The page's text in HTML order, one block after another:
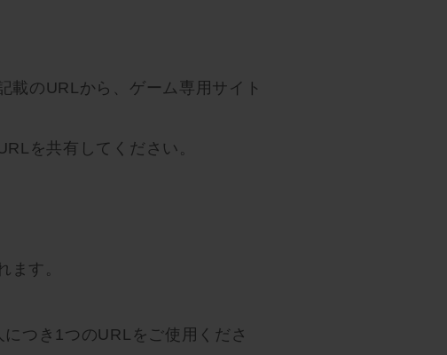
載のURLから、ゲーム専用サイト
を共有してください。
す。
つき1つのURLをご使用くださ